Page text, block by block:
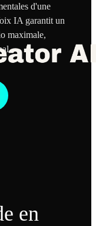
d'une
IA garantit un
maximale,
en